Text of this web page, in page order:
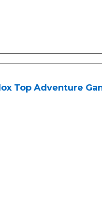
Top Adventure